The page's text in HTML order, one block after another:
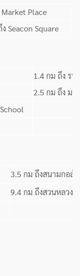
Place
Seacon Square
1.4 กม ถึง รพ
2.5 กม ถึง ม.
3.5 กม ถึงสนามกอล์
9.4 กม ถึงสวนหลวง